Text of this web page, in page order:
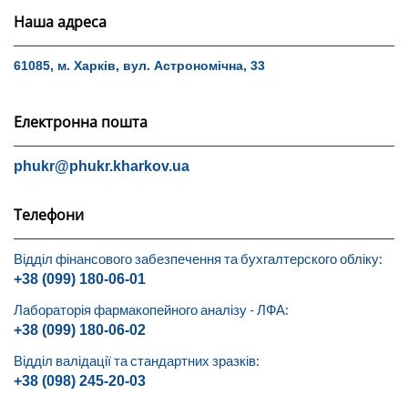
Наша адреса
61085, м. Харків, вул. Астрономічна, 33
Електронна пошта
phukr@phukr.kharkov.ua
Телефони
Відділ фінансового забезпечення та бухгалтерского обліку:
+38 (099) 180-06-01
Лабораторія фармакопейного аналізу - ЛФА:
+38 (099) 180-06-02
Відділ валідації та стандартних зразків:
+38 (098) 245-20-03